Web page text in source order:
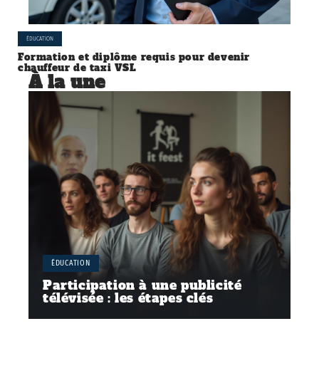
ÉDUCATION
Formation et diplôme requis pour devenir
chauffeur de taxi VSL
À la une
ÉDUCATION
Participation à une publicité
télévisée : les étapes clés